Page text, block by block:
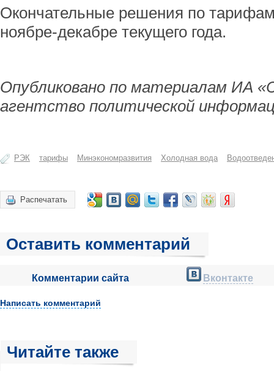
Окончательные решения по
ноябре-декабре текущего года.
Опубликовано по материалам ИА
агентство политической
РЭК тарифы Минэкономразвития Холодная вода
Распечатать
Оставить комментарий
Комментарии сайта Вконтакте
Написать комментарий
Читайте также